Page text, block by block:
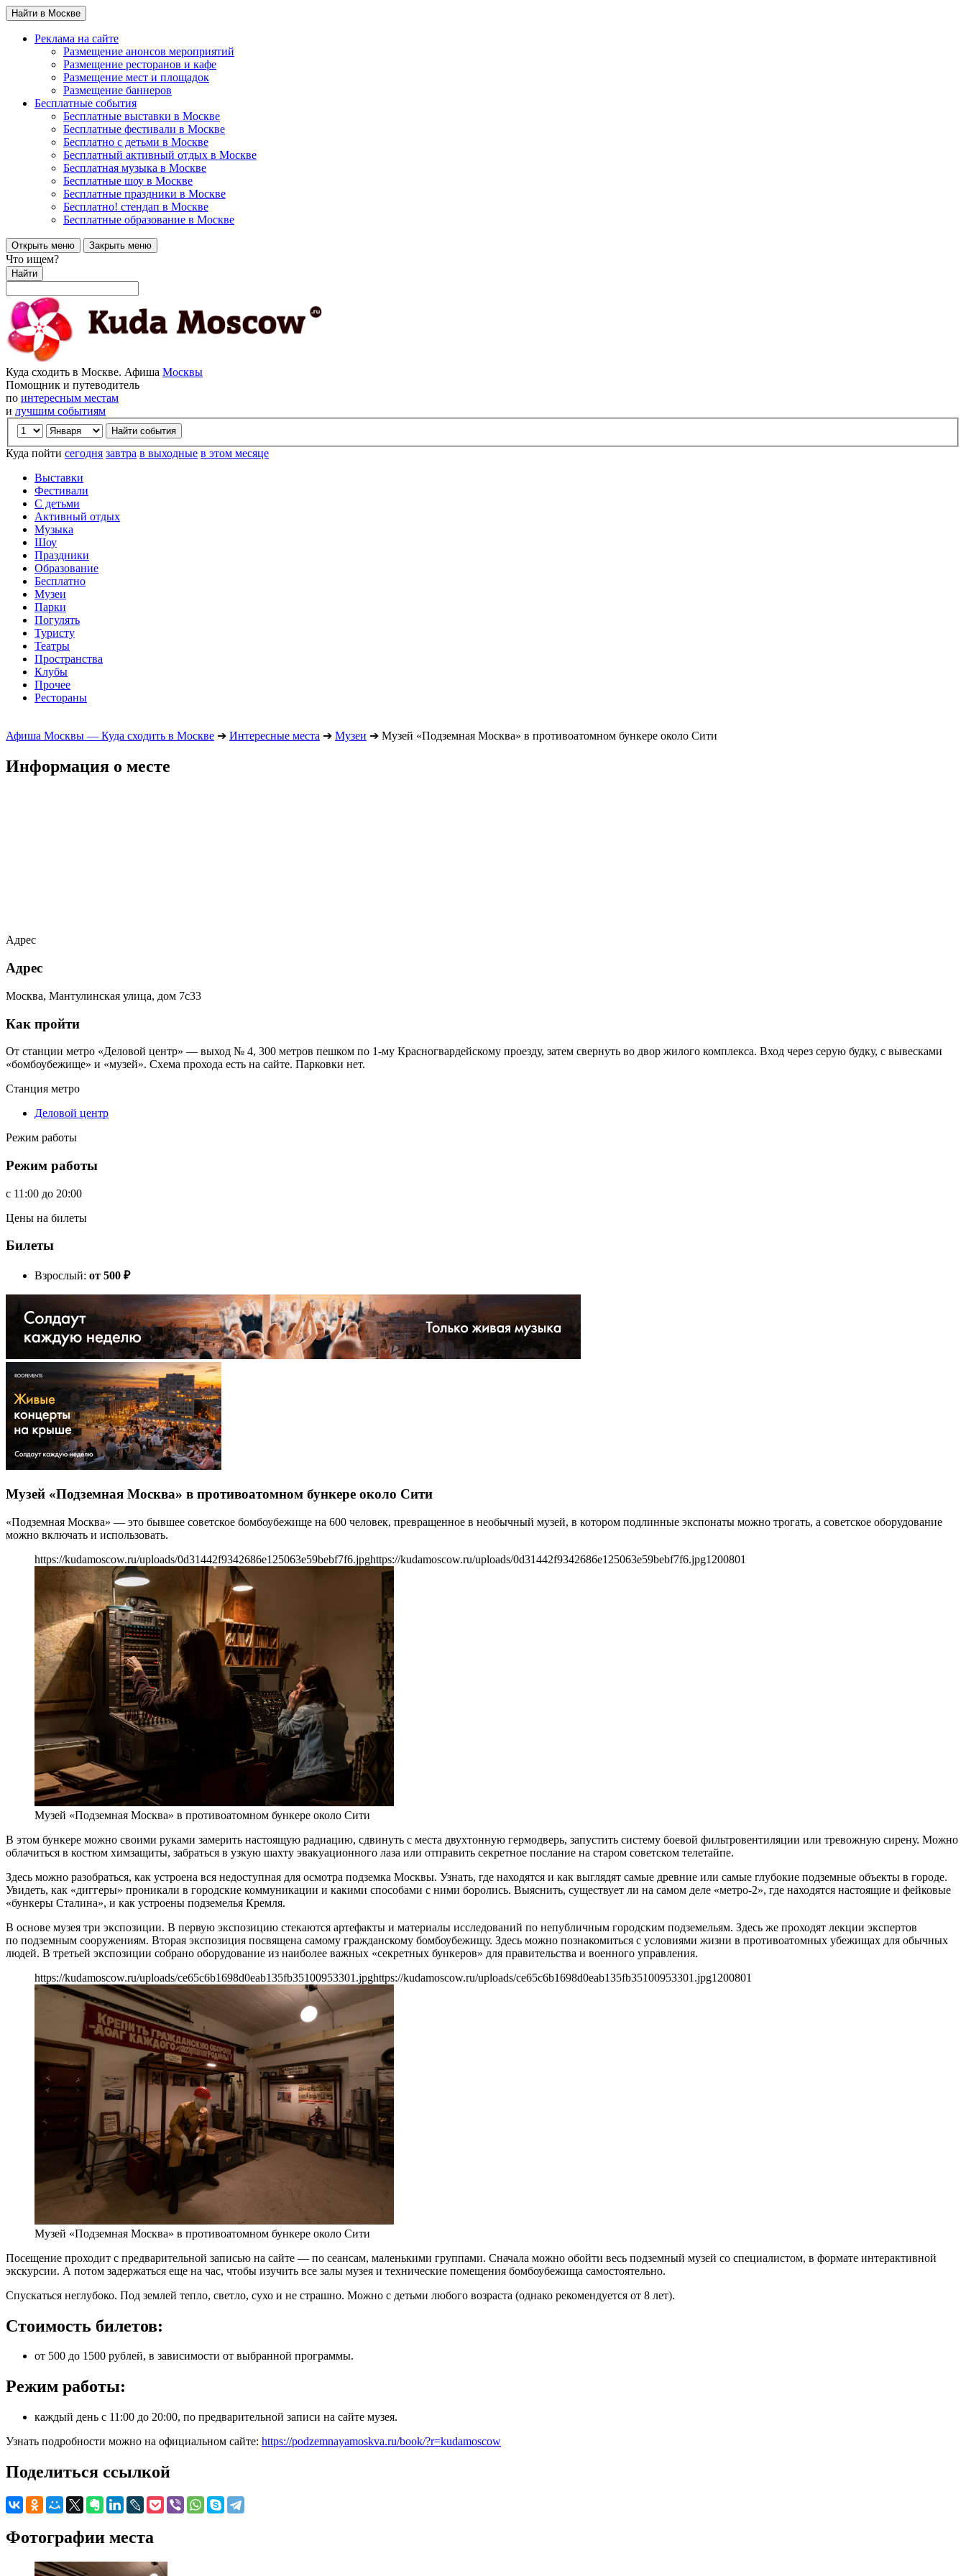
Найти в Москве
Реклама на сайте
Размещение анонсов мероприятий
Размещение ресторанов и кафе
Размещение мест и площадок
Размещение баннеров
Бесплатные события
Бесплатные выставки в Москве
Бесплатные фестивали в Москве
Бесплатно с детьми в Москве
Бесплатный активный отдых в Москве
Бесплатная музыка в Москве
Бесплатные шоу в Москве
Бесплатные праздники в Москве
Бесплатно! стендап в Москве
Бесплатные образование в Москве
Открыть меню Закрыть меню
Что ищем?
Найти
Куда сходить в Москве. Афиша Москвы
Помощник и путеводитель
по интересным местам
и лучшим событиям
Куда пойти сегодня завтра в выходные в этом месяце
Выставки
Фестивали
С детьми
Активный отдых
Музыка
Шоу
Праздники
Образование
Бесплатно
Музеи
Парки
Погулять
Туристу
Театры
Пространства
Клубы
Прочее
Рестораны
Афиша Москвы — Куда сходить в Москве ➔ Интересные места ➔ Музеи ➔ Музей «Подземная Москва» в противоатомном бункере около Сити
Информация о месте
Адрес
Адрес
Москва, Мантулинская улица, дом 7с33
Как пройти
От станции метро «Деловой центр» — выход № 4, 300 метров пешком по 1-му Красногвардейскому проезду, затем свернуть во двор жилого комплекса. Вход через серую будку, с вывесками
«бомбоубежище» и «музей». Схема прохода есть на сайте. Парковки нет.
Станция метро
Деловой центр
Режим работы
Режим работы
c 11:00 до 20:00
Цены на билеты
Билеты
Взрослый: от 500 ₽
Музей «Подземная Москва» в противоатомном бункере около Сити
«Подземная Москва» — это бывшее советское бомбоубежище на 600 человек, превращенное в необычный музей, в котором подлинные экспонаты можно трогать, а советское оборудование
можно включать и использовать.
https://kudamoscow.ru/uploads/0d31442f9342686e125063e59bebf7f6.jpghttps://kudamoscow.ru/uploads/0d31442f9342686e125063e59bebf7f6.jpg1200801
Музей «Подземная Москва» в противоатомном бункере около Сити
В этом бункере можно своими руками замерить настоящую радиацию, сдвинуть с места двухтонную гермодверь, запустить систему боевой фильтровентиляции или тревожную сирену. Можно
облачиться в костюм химзащиты, забраться в узкую шахту эвакуационного лаза или отправить секретное послание на старом советском телетайпе.
Здесь можно разобраться, как устроена вся недоступная для осмотра подземка Москвы. Узнать, где находятся и как выглядят самые древние или самые глубокие подземные объекты в городе.
Увидеть, как «диггеры» проникали в городские коммуникации и какими способами с ними боролись. Выяснить, существует ли на самом деле «метро-2», где находятся настоящие и фейковые
«бункеры Сталина», и как устроены подземелья Кремля.
В основе музея три экспозиции. В первую экспозицию стекаются артефакты и материалы исследований по непубличным городским подземельям. Здесь же проходят лекции экспертов
по подземным сооружениям. Вторая экспозиция посвящена самому гражданскому бомбоубежищу. Здесь можно познакомиться с условиями жизни в противоатомных убежищах для обычных
людей. В третьей экспозиции собрано оборудование из наиболее важных «секретных бункеров» для правительства и военного управления.
https://kudamoscow.ru/uploads/ce65c6b1698d0eab135fb35100953301.jpghttps://kudamoscow.ru/uploads/ce65c6b1698d0eab135fb35100953301.jpg1200801
Музей «Подземная Москва» в противоатомном бункере около Сити
Посещение проходит с предварительной записью на сайте — по сеансам, маленькими группами. Сначала можно обойти весь подземный музей со специалистом, в формате интерактивной
экскурсии. А потом задержаться еще на час, чтобы изучить все залы музея и технические помещения бомбоубежища самостоятельно.
Спускаться неглубоко. Под землей тепло, светло, сухо и не страшно. Можно с детьми любого возраста (однако рекомендуется от 8 лет).
Стоимость билетов:
от 500 до 1500 рублей, в зависимости от выбранной программы.
Режим работы:
каждый день с 11:00 до 20:00, по предварительной записи на сайте музея.
Узнать подробности можно на официальном сайте: https://podzemnayamoskva.ru/book/?r=kudamoscow
Поделиться ссылкой
Фотографии места